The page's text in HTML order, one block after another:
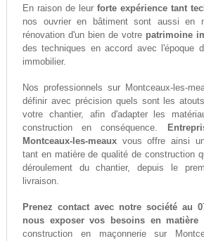
En raison de leur forte expérience tant
nos ouvrier en bâtiment sont aussi en
rénovation d'un bien de votre patrimoine
des techniques en accord avec l'époque
immobilier.
Nos professionnels sur Montceaux-les-
définir avec précision quels sont les
votre chantier, afin d'adapter les
construction en conséquence.
Montceaux-les-meauxvous offre ainsi
tant en matière de qualité de construction
déroulement du chantier, depuis le
livraison.
Prenez contact avec notre société au
nous exposer vos besoins en matière
construction en maçonnerie sur